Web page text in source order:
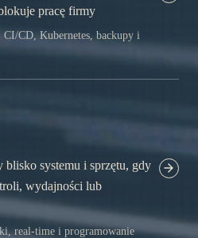
pracę firmy
CI/CD, Kubernetes, backupy i
systemu i sprzętu, gdy
wydajności lub
real-time i programowanie